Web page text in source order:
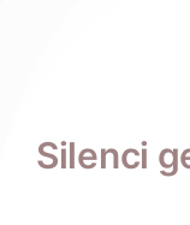
Silenci